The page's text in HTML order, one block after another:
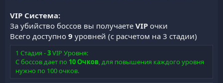
VIP Система:
За убийство боссов вы получаете VIP очки
Всего доступно 9 уровней (с расчетом на 3 стадии)
1 Стадия -3VIP Уровня:
С боссов дает по 10 Очков, для повышения каждого уровня
нужно по 100 очков.